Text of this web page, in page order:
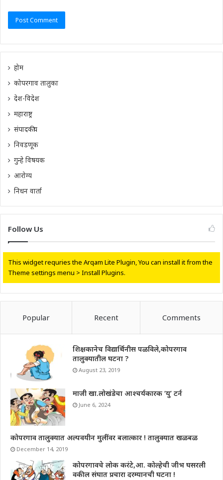
होम
कोपरगाव तालुका
देश-विदेश
महाराष्ट्र
संपादकीय
निवडणूक
गुन्हे विषयक
आरोग्य
निधन वार्ता
Follow Us
This widget requries the Arqam Lite Plugin, You can install it from the
Theme settings menu > Install Plugins.
Popular Recent Comments
शिक्षकानेच विद्यार्थिनीस पळविले,कोपरगाव
तालुक्यातील घटना ?
August 23, 2019
माजी खा.लोखंडेचा आश्चर्यकारक ‘यु’ टर्न
June 6, 2024
कोपरगाव तालुक्यात अल्पवयीन मुलींवर बलात्कार ! तालुक्यात खळबळ
December 14, 2019
कोपरगावचे लोक करंटे,आ. कोल्हेची जीभ घसरली
वकील संघात प्रचारा दरम्यानची घटना !